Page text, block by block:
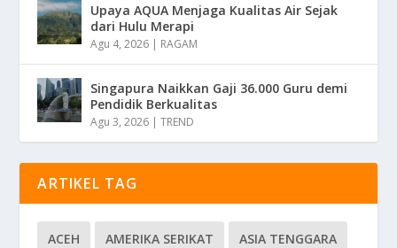
Upaya AQUA Menjaga Kualitas Air Sejak
dari Hulu Merapi
Agu 4, 2026 | RAGAM
Singapura Naikkan Gaji 36.000 Guru demi
Pendidik Berkualitas
Agu 3, 2026 |TREND
ARTIKEL TAG
ACEH AMERIKA SERIKAT ASIA TENGGARA